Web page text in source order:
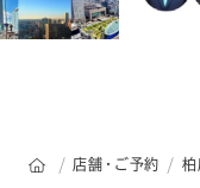
オーダースーツ
店舗・ご予約 柏